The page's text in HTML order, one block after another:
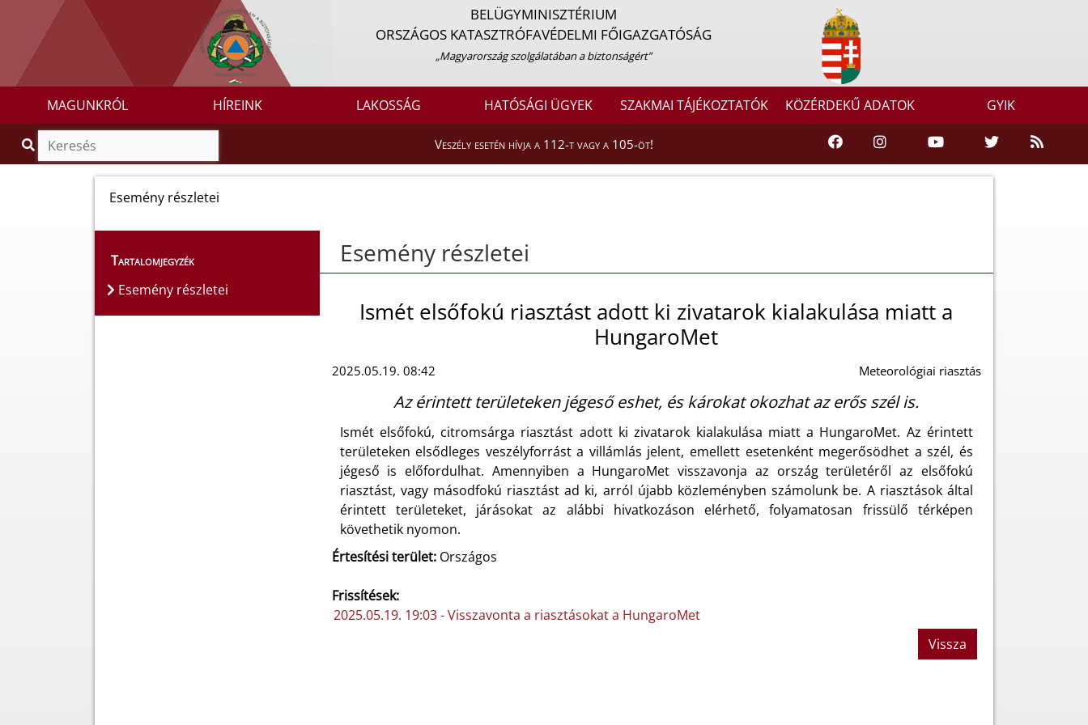
BELÜGYMINISZTÉRIUM
ORSZÁGOS KATASZTRÓFAVÉDELMI FŐIGAZGATÓSÁG
„Magyarország szolgálatában a biztonságért”
MAGUNKRÓL HÍREINK LAKOSSÁG HATÓSÁGI ÜGYEK SZAKMAI TÁJÉKOZTATÓK KÖZÉRDEKŰ ADATOK GYIK
Veszély esetén hívja a 112-t vagy a 105-öt!
Esemény részletei
Tartalomjegyzék
Esemény részletei
Esemény részletei
Ismét elsőfokú riasztást adott ki zivatarok kialakulása miatt a
HungaroMet
2025.05.19. 08:42 Meteorológiai riasztás
Az érintett területeken jégeső eshet, és károkat okozhat az erős szél is.
Ismét elsőfokú, citromsárga riasztást adott ki zivatarok kialakulása miatt a HungaroMet. Az érintett
területeken elsődleges veszélyforrást a villámlás jelent, emellett esetenként megerősödhet a szél, és
jégeső is előfordulhat. Amennyiben a HungaroMet visszavonja az ország területéről az elsőfokú
riasztást, vagy másodfokú riasztást ad ki, arról újabb közleményben számolunk be. A riasztások által
érintett területeket, járásokat az alábbi hivatkozáson elérhető, folyamatosan frissülő térképen
követhetik nyomon.
Értesítési terület:Országos
Frissítések:
2025.05.19. 19:03 - Visszavonta a riasztásokat a HungaroMet
Vissza